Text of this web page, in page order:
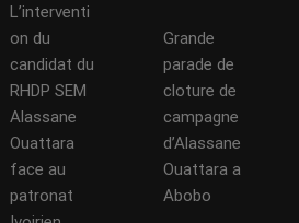
L’interventi
on du
candidat du
RHDP SEM
Alassane
Ouattara
face au
patronat
Grande
parade de
cloture de
campagne
d’Alassane
Ouattara a
Abobo